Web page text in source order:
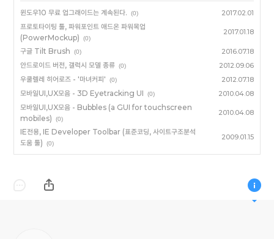
윈도우10 무료 업그래이드는 계속된다. (0) 2017.02.01
프로토타이팅 툴, 파워포인트 애드온 파워목업
(PowerMockup)
(0)
2017.01.18
구글 Tilt Brush (0) 2016.07.18
안드로이드 버전, 갤럭시 모델 종류 (0) 2012.09.06
우쿨렐레 히어로즈 - '마녀커피' (0) 2012.07.18
모바일UI,UX모음 - 3D Eyetracking UI (0) 2010.04.08
모바일UI,UX모음 - Bubbles (a GUI for touchscreen
mobiles)
(0)
2010.04.08
IE전용, IE Developer Toolbar (표준코딩, 사이트구조분석
도움 툴)
(0)
2009.01.15